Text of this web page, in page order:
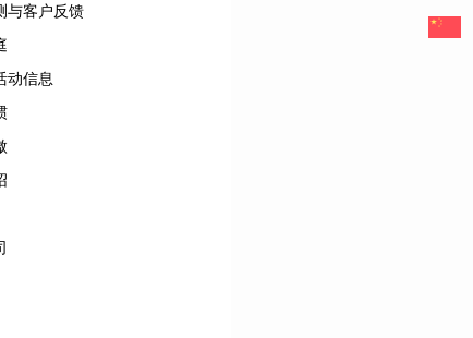
与客户反馈
动信息